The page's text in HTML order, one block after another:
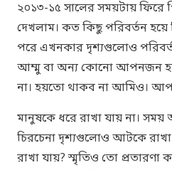
২০১৩-১৫ সালের সময়টায় ফিরে
দেখলাম। কত কিছু পরিবর্তন
পরে এখনকার দৃশ্যগুলোও
আম্মু বা অন্য কোনো আপনজন
না। হয়তো থাকব না আমিও।
মানুষকে ধরে রাখা যায় না।
চিরচেনা দৃশ্যগুলোও আটকে
রাখা যায়? স্মৃতিও তো